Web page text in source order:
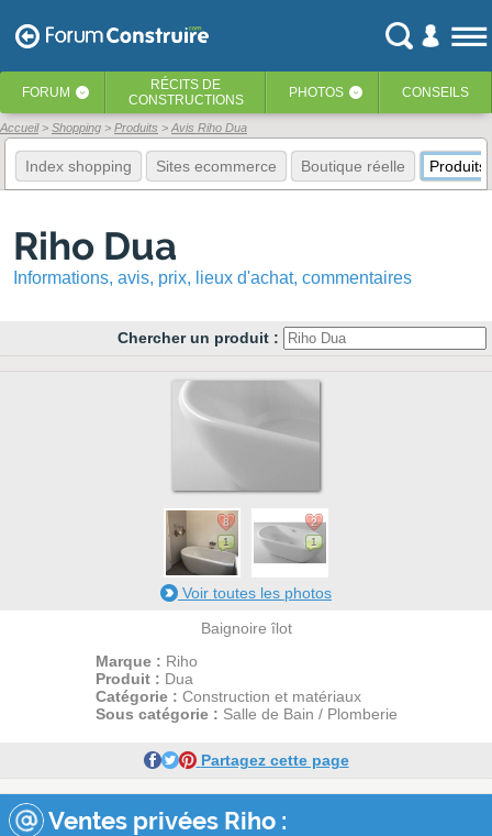
FORUM ‹ RÉCITS DE
CONSTRUCTIONS
PHOTOS ‹ CONSEILS
Accueil Shopping Produits Avis Riho Dua
Index shopping Sites ecommerce Boutique réelle Produits
Riho Dua
Informations, avis, prix, lieux d'achat, commentaires
Chercher un produit :
8
1
2
1
Voir toutes les photos
Baignoire îlot
Marque : Riho
Produit : Dua
Catégorie : Construction et matériaux
Sous catégorie : Salle de Bain / Plomberie
Partagez cette page
Ventes privées Riho :